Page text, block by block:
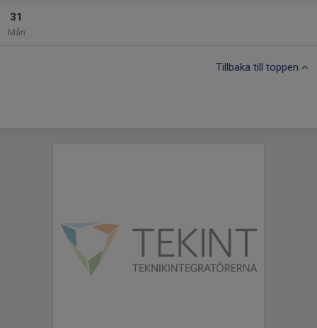
31
Mån
Tillbaka till toppen